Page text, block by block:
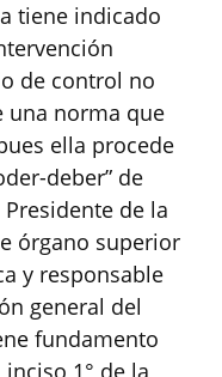
tiene indicado
de control no
una norma que
ella procede
deber” de
de la
órgano superior
y responsable
general del
fundamento
1° de la